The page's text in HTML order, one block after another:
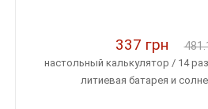
337 грн
настольный калькулятор / 14
литиевая батарея и